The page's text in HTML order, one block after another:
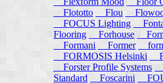
Flototto
Flou
FOCUS Lighting
Flooring
Forhouse
Formani
Former
FORMOSIS Helsinki
Forster Profile Systems
Standard
Foscarini